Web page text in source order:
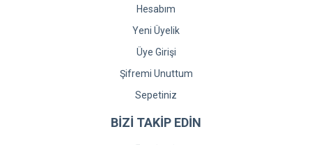
Hesabım
Yeni Üyelik
Üye Girişi
Şifremi Unuttum
Sepetiniz
BİZİ TAKİP EDİN